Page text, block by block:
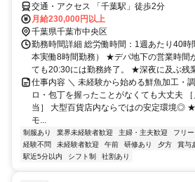
交通・アクセス 「千葉駅」徒歩2分
月給230,000円以上
千葉県千葉市中央区
勤務時間詳細 総労働時間：1週あたり40
本実働8時間勤務） ★デパ地下の営業時間
ても20:30には勤務終了。 ★深夜に及ぶ残
仕事内容 ＼ 未経験から始める鮮魚加工・
ロ・包丁を握ったことがなくても大丈夫
当］ 大型百貨店内ならではの安定環境◎
モ...
制服あり 業界未経験者歓迎 主婦・主夫歓迎 フリ
経験不問
未経験者歓迎 午前 研修あり 夕方 賞与
駅近5分以内
シフト制 社割あり